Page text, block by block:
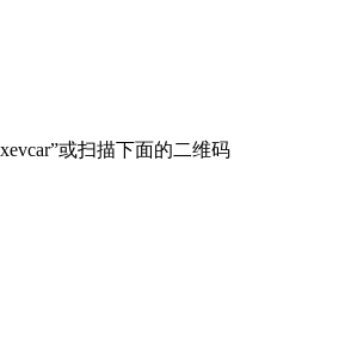
或扫描下面的二维码